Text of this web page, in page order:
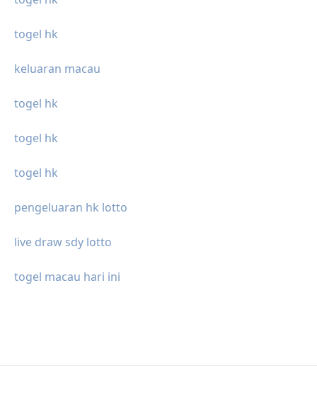
togel hk
keluaran macau
togel hk
togel hk
togel hk
pengeluaran hk lotto
live draw sdy lotto
togel macau hari ini